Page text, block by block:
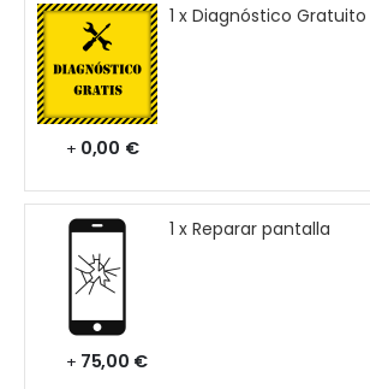
1 x Diagnóstico Gratuito
+ 0,00 €
1 x Reparar pantalla
+ 75,00 €